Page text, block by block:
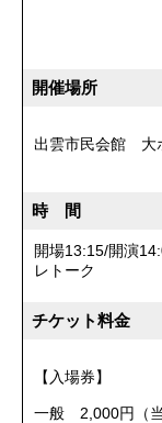
開催場所
出雲市民会館 大
時 間
開場13:15/開演
レトーク
チケット料金
【入場券】
一般 2,000円（当